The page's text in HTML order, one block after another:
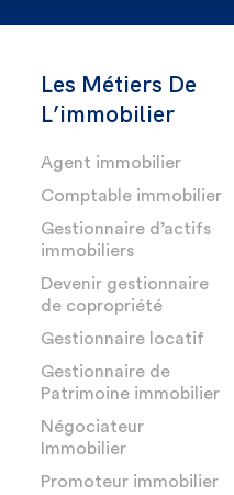
Les Métiers De
L’immobilier
Agent immobilier
Comptable immobilier
Gestionnaire d’actifs
immobiliers
Devenir gestionnaire
de copropriété
Gestionnaire locatif
Gestionnaire de
Patrimoine immobilier
Négociateur
Immobilier
Promoteur immobilier